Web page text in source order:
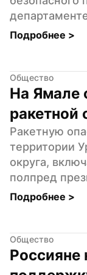
Подробнее >
Общество
На Ямале
ракетной
Ракетную
территории
округа,
полпред
Подробнее >
Общество
Россияне